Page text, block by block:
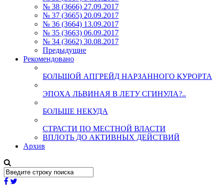
№ 38 (3666) 27.09.2017
№ 37 (3665) 20.09.2017
№ 36 (3664) 13.09.2017
№ 35 (3663) 06.09.2017
№ 34 (3662) 30.08.2017
Предыдущие
Рекомендовано
БОЛЬШОЙ АПГРЕЙД НАРЗАННОГО КУРОРТА
ЭПОХА ЛЬВИНАЯ В ЛЕТУ СГИНУЛА?..
БОЛЬШЕ НЕКУДА
СТРАСТИ ПО МЕСТНОЙ ВЛАСТИ
ВПЛОТЬ ДО АКТИВНЫХ ДЕЙСТВИЙ
Архив